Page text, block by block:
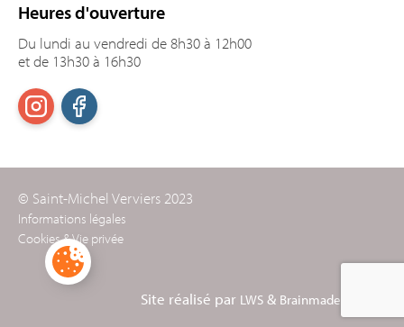
Heures d'ouverture
Du lundi au vendredi de 8h30 à 12h00
et de 13h30 à 16h30
© Saint-Michel Verviers 2023
Informations légales
Cookies & Vie privée
Site réalisé par LWS & Brainmade Agency